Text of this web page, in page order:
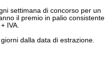
settimana di concorso per un
il premio in palio consistente
IVA.
dalla data di estrazione.